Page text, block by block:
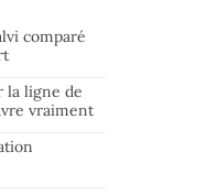
comparé
la ligne de
vraiment